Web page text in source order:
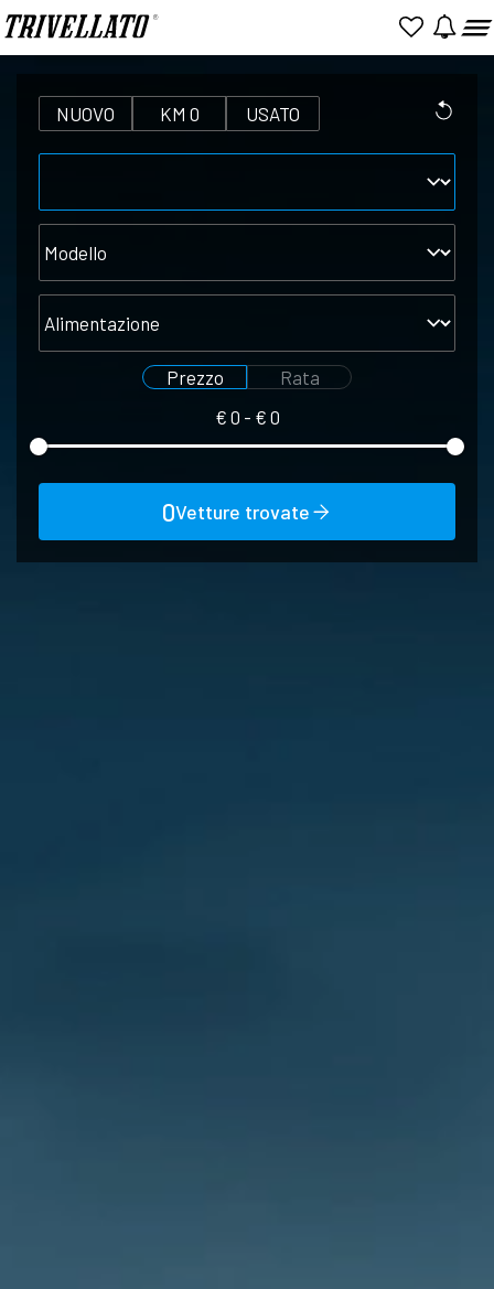
NUOVO KM 0 USATO
Prezzo
Rata
€ 0 - € 0
Seleziona
Seleziona
rata
0Vetture trovate